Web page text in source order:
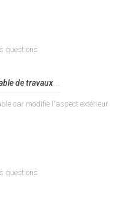
questions
de travaux
car modifie l'aspect extérieur
questions